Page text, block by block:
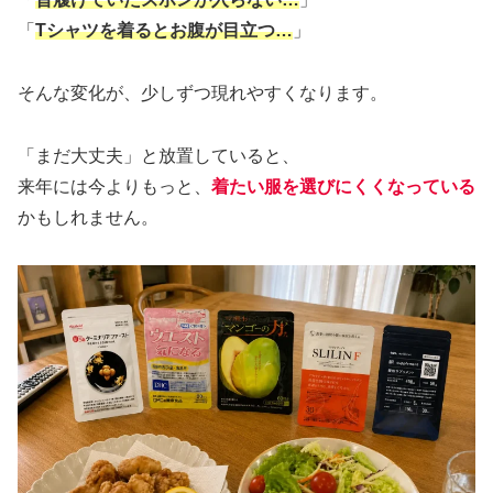
「 Tシャツを着るとお腹が目立つ… 」
そんな変化が、少しずつ現れやすくなります。
「まだ大丈夫」と放置していると、
来年には今よりもっと、 着たい服を選びにくくなっている
かもしれません。